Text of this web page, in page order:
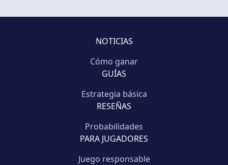
NOTICIAS
Cómo ganar
GUÍAS
Estrategia básica
RESEÑAS
Probabilidades
PARA JUGADORES
Juego responsable